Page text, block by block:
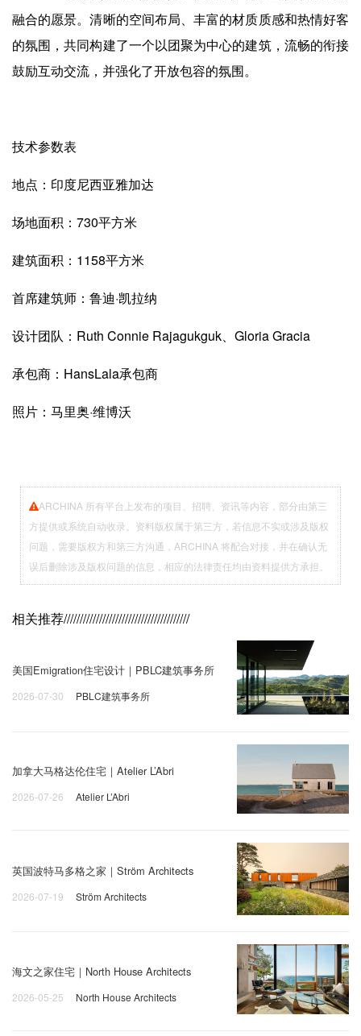
融合的愿景。清晰的空间布局、丰富的材质质感和热情好客
的氛围，共同构建了一个以团聚为中心的建筑，流畅的衔接
鼓励互动交流，并强化了开放包容的氛围。
技术参数表
地点：印度尼西亚雅加达
场地面积：730平方米
建筑面积：1158平方米
首席建筑师：鲁迪·凯拉纳
设计团队：Ruth Connie Rajagukguk、Gloria Gracia
承包商：HansLala承包商
照片：马里奥·维博沃
ARCHINA 所有平台上发布的项目、招聘、资讯等内容，部分由第三
方提供或系统自动收录。资料版权属于第三方，若信息不实或涉及版权
问题，需要版权方和第三方沟通，ARCHINA 将配合对接，并在确认无
误后删除涉及版权问题的信息，相应的法律责任均由资料提供方承担。
相关推荐///////////////////////////////////////
美国Emigration住宅设计｜PBLC建筑事务所
2026-07-30 PBLC建筑事务所
加拿大马格达伦住宅｜Atelier L’Abri
2026-07-26 Atelier L’Abri
英国波特马多格之家｜Ström Architects
2026-07-19 Ström Architects
海文之家住宅｜North House Architects
2026-05-25 North House Architects